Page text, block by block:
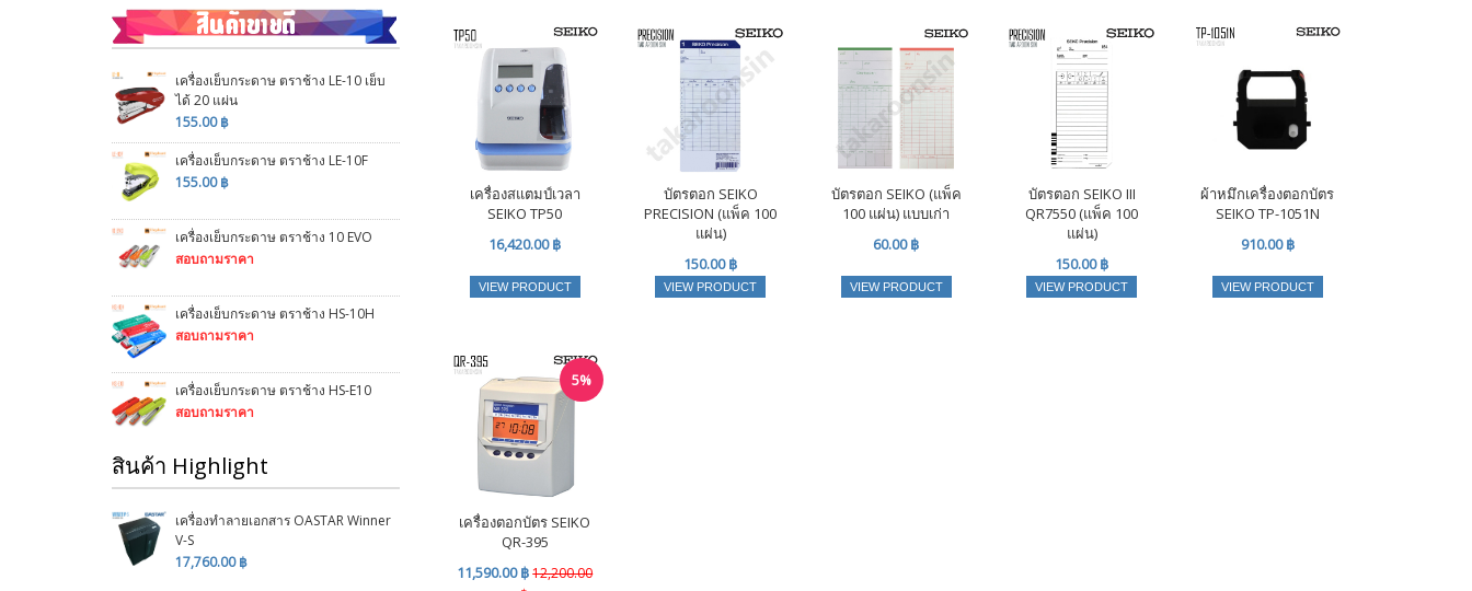
เครื่องเย็บกระดาษ ตราช้าง LE-10 เย็บ
ได้ 20 แผ่น
155.00 ฿
เครื่องเย็บกระดาษ ตราช้าง LE-10F
155.00 ฿
เครื่องเย็บกระดาษ ตราช้าง 10 EVO
สอบถามราคา
เครื่องเย็บกระดาษ ตราช้าง HS-10H
สอบถามราคา
เครื่องเย็บกระดาษ ตราช้าง HS-E10
สอบถามราคา
สินค้า Highlight
เครื่องทำลายเอกสาร OASTAR Winner
V-S
17,760.00 ฿
เครื่องสแตมป์เวลา
SEIKO TP50
16,420.00 ฿
VIEW PRODUCT
บัตรตอก SEIKO
PRECISION (แพ็ค 100
แผ่น)
150.00 ฿
VIEW PRODUCT
บัตรตอก SEIKO (แพ็ค
100 แผ่น) แบบเก่า
60.00 ฿
VIEW PRODUCT
บัตรตอก SEIKO III
QR7550 (แพ็ค 100
แผ่น)
150.00 ฿
VIEW PRODUCT
ผ้าหมึกเครื่องตอกบัตร
SEIKO TP-1051N
910.00 ฿
VIEW PRODUCT
เครื่องตอกบัตร SEIKO
QR-395
11,590.00 ฿12,200.00
5%